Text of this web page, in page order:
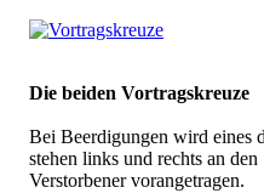
Die beiden Vortragskreuze
Bei Beerdigungen wird eines
stehen links und rechts an
Verstorbener vorangetragen.